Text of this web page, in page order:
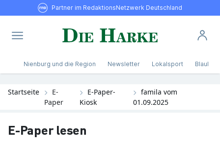
Partner im RedaktionsNetzwerk Deutschland
Nienburg und die Region Newsletter Lokalsport Blaulicht
Startseite
E-
Paper
E-Paper-
Kiosk
famila vom
01.09.2025
E-Paper lesen